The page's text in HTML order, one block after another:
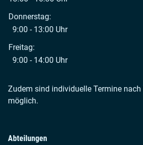
Donnerstag:
9:00 - 13:00 Uhr
Freitag:
9:00 - 14:00 Uhr
Zudem sind individuelle Termine nach
möglich.
Abteilungen